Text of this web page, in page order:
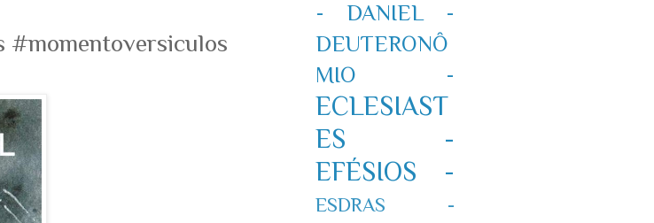
#momentoversiculos
-
DANIEL -
DEUTERONÔ
MIO -
ECLESIAST
ES -
EFÉSIOS -
ESDRAS -